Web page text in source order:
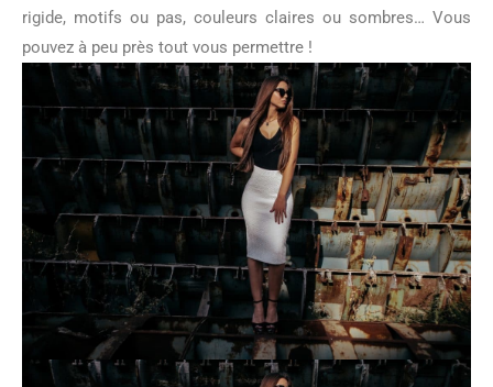
rigide, motifs ou pas, couleurs claires ou sombres… Vous
pouvez à peu près tout vous permettre !